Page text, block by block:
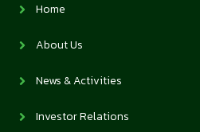
Home
About Us
News & Activities
Investor Relations